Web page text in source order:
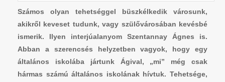
Számos olyan tehetséggel büszkélkedik városunk,
akikről keveset tudunk, vagy szülővárosában kevésbé
ismerik. Ilyen interjúalanyom Szentannay Ágnes is.
Abban a szerencsés helyzetben vagyok, hogy egy
általános iskolába jártunk Ágival, „mi” még csak
hármas számú általános iskolának hívtuk. Tehetsége,